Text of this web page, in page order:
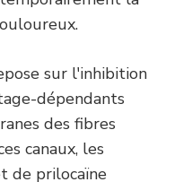
sur l'inhibition
dépendants
des fibres
canaux, les
de prilocaïne